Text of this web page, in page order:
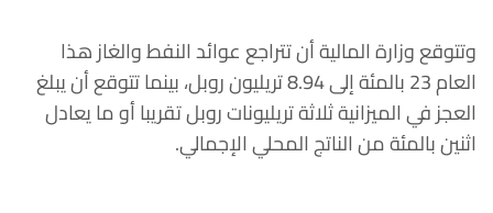
وتتوقع وزارة المالية أن تتراجع عوائد النفط والغاز هذا
العام 23 بالمئة إلى 8.94 تريليون روبل، بينما تتوقع أن يبلغ
العجز في الميزانية ثلاثة تريليونات روبل تقريبا أو ما يعادل
اثنين بالمئة من الناتج المحلي الإجمالي.